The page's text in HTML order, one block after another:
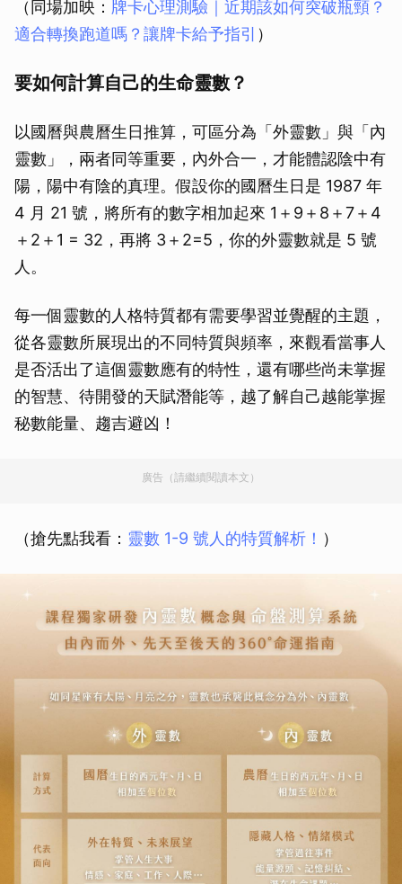
（同場加映： 牌卡心理測驗｜近期該如何突破瓶頸？
適合轉換跑道嗎？讓牌卡給予指引 ）
要如何計算自己的生命靈數？
以國曆與農曆生日推算，可區分為「外靈數」與「內
靈數」，兩者同等重要，內外合一，才能體認陰中有
陽，陽中有陰的真理。假設你的國曆生日是 1987 年
4 月 21 號，將所有的數字相加起來 1＋9＋8＋7＋4
＋2＋1 = 32，再將 3＋2=5，你的外靈數就是 5 號
人。
每一個靈數的人格特質都有需要學習並覺醒的主題，
從各靈數所展現出的不同特質與頻率，來觀看當事人
是否活出了這個靈數應有的特性，還有哪些尚未掌握
的智慧、待開發的天賦潛能等，越了解自己越能掌握
秘數能量、趨吉避凶！
廣告（請繼續閱讀本文）
（搶先點我看： 靈數 1-9 號人的特質解析！ ）